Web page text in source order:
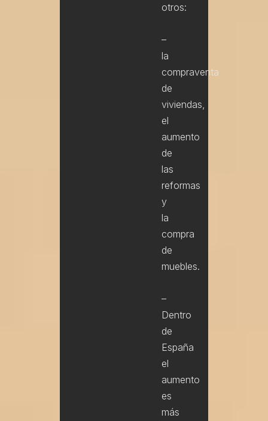
otros:
–
la
compraventa
de
viviendas,
el
aumento
de
las
reformas
y
la
compra
de
muebles.
–
Dentro
de
España
el
aumento
es
más